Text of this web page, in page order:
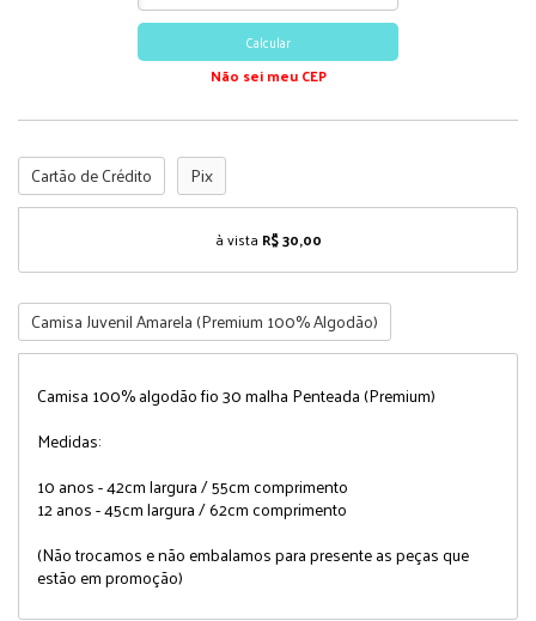
Calcular
Não sei meu CEP
Cartão de Crédito Pix
à vista R$ 30,00
Camisa Juvenil Amarela (Premium 100% Algodão)
Camisa 100% algodão fio 30 malha Penteada (Premium)
Medidas:
10 anos - 42cm largura / 55cm comprimento
12 anos - 45cm largura / 62cm comprimento
(Não trocamos e não embalamos para presente as peças que
estão em promoção)